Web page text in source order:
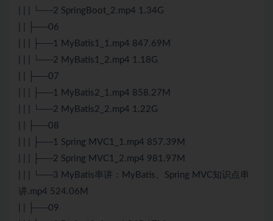
| | | └──2 SpringBoot_2.mp4 1.34G
| | ├──06
| | | ├──1 MyBatis1_1.mp4 847.69M
| | | └──2 MyBatis1_2.mp4 1.18G
| | ├──07
| | | ├──1 MyBatis2_1.mp4 858.27M
| | | └──2 MyBatis2_2.mp4 1.22G
| | ├──08
| | | ├──1 Spring MVC1_1.mp4 857.39M
| | | ├──2 Spring MVC1_2.mp4 981.97M
| | | └──3 MyBatis串讲：MyBatis、Spring MVC知识点串
讲.mp4 524.06M
| | ├──09